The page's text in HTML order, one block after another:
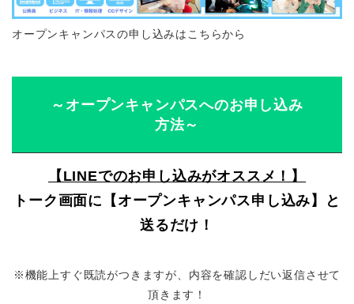
オープンキャンパスの申し込みはこちらから
～オープンキャンパスへのお申し込み
方法～
【LINEでのお申し込みがオススメ！】
トーク画面に【オープンキャンパス申し込み】と
送るだけ！
※機能上すぐ既読がつきますが、内容を確認しだい返信させて
頂きます！